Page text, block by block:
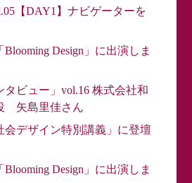
【DAY1】ナビゲーターを
Design」に出演しま
タビュー」vol.16 株式会社和
矢島里佳さん
会デザイン特別講義」に登壇
Design」に出演しま